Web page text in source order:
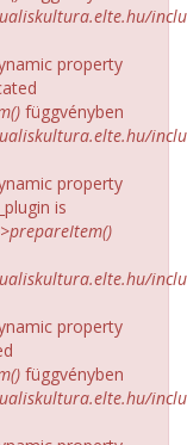
property
függvényben
property
is
property
függvényben